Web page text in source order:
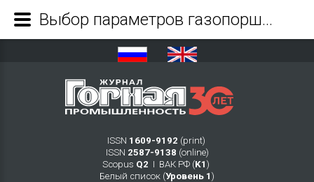
ISSN 1609-9192 (print)
ISSN 2587-9138 (online)
Scopus Q2 Ι ВАК РФ (K1 )
Белый список (Уровень 1 )
Выбор параметров газопоршневого двигателя для энергосиловых установок горных машин - Журнал Горная промышленность